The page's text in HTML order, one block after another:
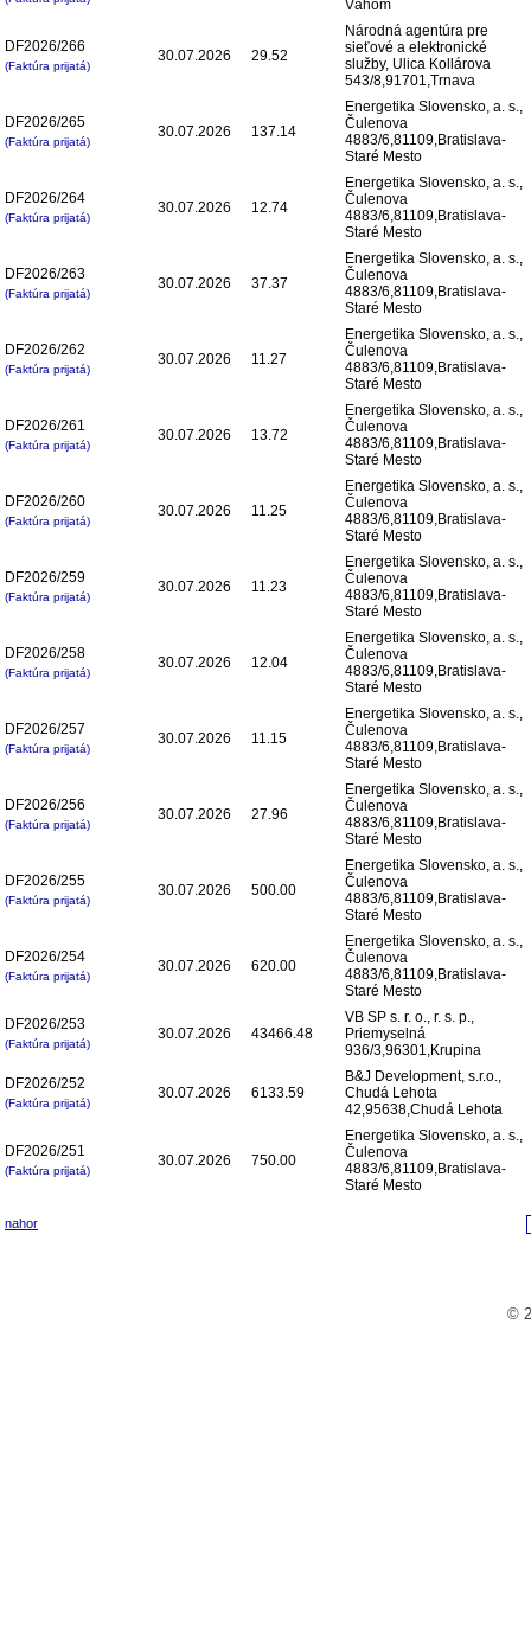
Váhom
DF2026/266
(Faktúra prijatá)
30.07.2026 29.52
Národná agentúra pre
sieťové a elektronické
služby, Ulica Kollárova
543/8,91701,Trnava
DF2026/265
(Faktúra prijatá)
30.07.2026 137.14
Energetika Slovensko, a. s.,
Čulenova
4883/6,81109,Bratislava-
Staré Mesto
DF2026/264
(Faktúra prijatá)
30.07.2026 12.74
Energetika Slovensko, a. s.,
Čulenova
4883/6,81109,Bratislava-
Staré Mesto
DF2026/263
(Faktúra prijatá)
30.07.2026 37.37
Energetika Slovensko, a. s.,
Čulenova
4883/6,81109,Bratislava-
Staré Mesto
DF2026/262
(Faktúra prijatá)
30.07.2026 11.27
Energetika Slovensko, a. s.,
Čulenova
4883/6,81109,Bratislava-
Staré Mesto
DF2026/261
(Faktúra prijatá)
30.07.2026 13.72
Energetika Slovensko, a. s.,
Čulenova
4883/6,81109,Bratislava-
Staré Mesto
DF2026/260
(Faktúra prijatá)
30.07.2026 11.25
Energetika Slovensko, a. s.,
Čulenova
4883/6,81109,Bratislava-
Staré Mesto
DF2026/259
(Faktúra prijatá)
30.07.2026 11.23
Energetika Slovensko, a. s.,
Čulenova
4883/6,81109,Bratislava-
Staré Mesto
DF2026/258
(Faktúra prijatá)
30.07.2026 12.04
Energetika Slovensko, a. s.,
Čulenova
4883/6,81109,Bratislava-
Staré Mesto
DF2026/257
(Faktúra prijatá)
30.07.2026 11.15
Energetika Slovensko, a. s.,
Čulenova
4883/6,81109,Bratislava-
Staré Mesto
DF2026/256
(Faktúra prijatá)
30.07.2026 27.96
Energetika Slovensko, a. s.,
Čulenova
4883/6,81109,Bratislava-
Staré Mesto
DF2026/255
(Faktúra prijatá)
30.07.2026 500.00
Energetika Slovensko, a. s.,
Čulenova
4883/6,81109,Bratislava-
Staré Mesto
DF2026/254
(Faktúra prijatá)
30.07.2026 620.00
Energetika Slovensko, a. s.,
Čulenova
4883/6,81109,Bratislava-
Staré Mesto
DF2026/253
(Faktúra prijatá)
30.07.2026 43466.48
VB SP s. r. o., r. s. p.,
Priemyselná
936/3,96301,Krupina
DF2026/252
(Faktúra prijatá)
30.07.2026 6133.59
B&J Development, s.r.o.,
Chudá Lehota
42,95638,Chudá Lehota
DF2026/251
(Faktúra prijatá)
30.07.2026 750.00
Energetika Slovensko, a. s.,
Čulenova
4883/6,81109,Bratislava-
Staré Mesto
nahor
©